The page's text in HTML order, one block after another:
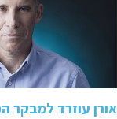
אורן עוזרד למבקר